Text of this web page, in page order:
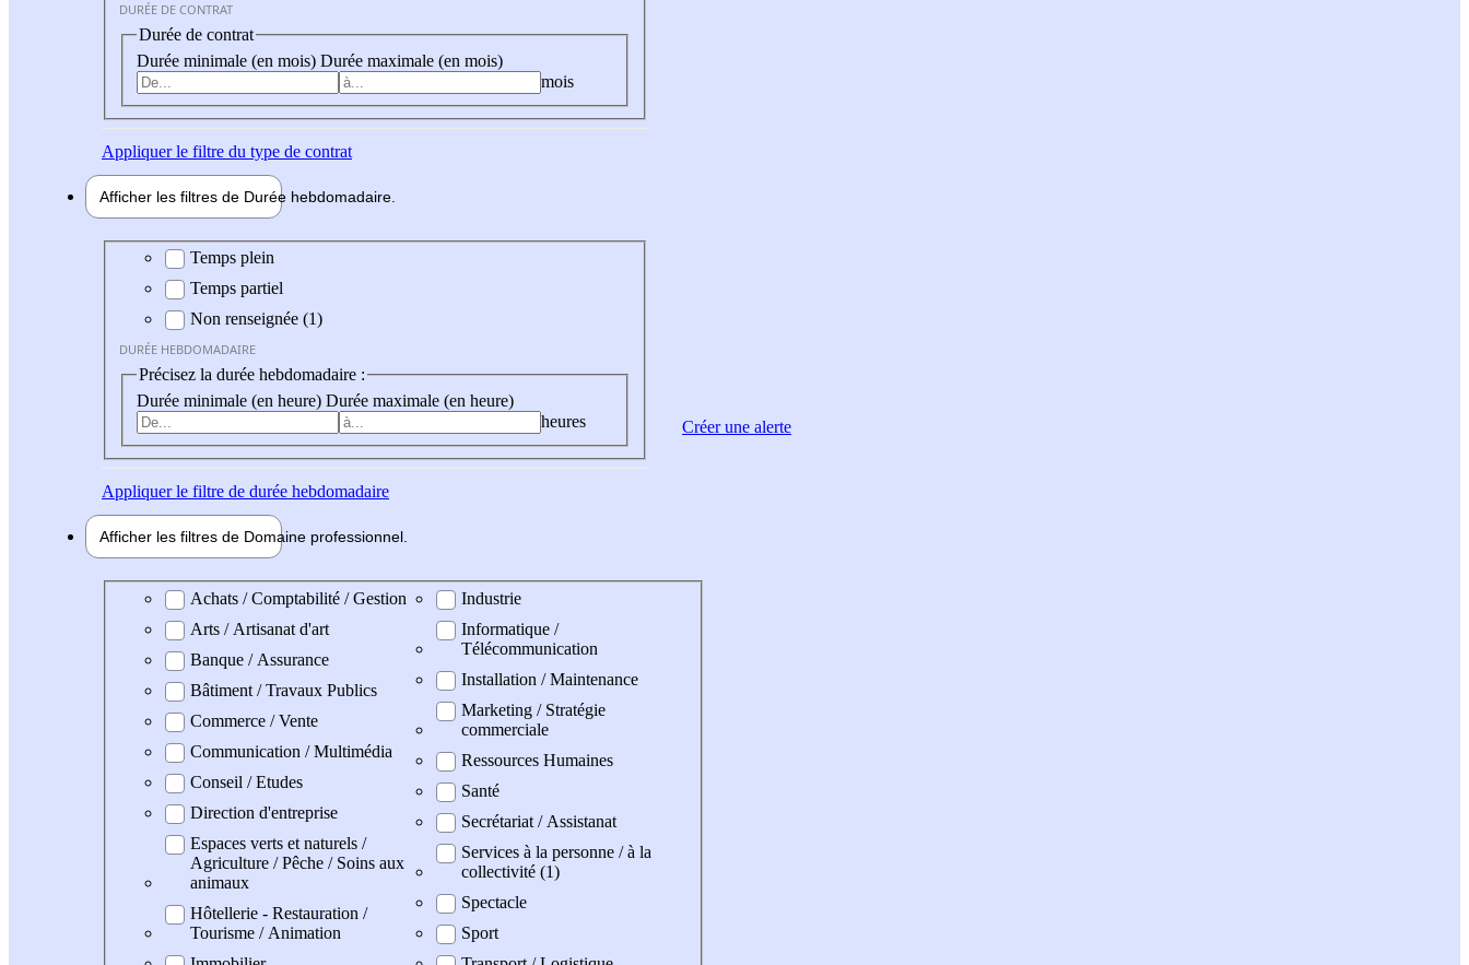
DURÉE DE CONTRAT
Durée de contrat
Durée minimale (en mois) Durée maximale (en mois)
mois
Appliquerle filtre du type de contrat
Afficher les filtres de Durée hebdomadaire
Durée hebdomadaire
Temps plein
Temps partiel
Non renseignée (1)
DURÉE HEBDOMADAIRE
Précisez la durée hebdomadaire :
Durée minimale (en heure) Durée maximale (en heure)
heures
Appliquerle filtre de durée hebdomadaire
Afficher les filtres de Domaine professionnel
Domaine professionel
Achats / Comptabilité / Gestion
Arts / Artisanat d'art
Banque / Assurance
Bâtiment / Travaux Publics
Commerce / Vente
Communication / Multimédia
Conseil / Etudes
Direction d'entreprise
Espaces verts et naturels /
Agriculture / Pêche / Soins aux
animaux
Hôtellerie - Restauration /
Tourisme / Animation
Industrie
Informatique /
Télécommunication
Installation / Maintenance
Marketing / Stratégie
commerciale
Ressources Humaines
Santé
Secrétariat / Assistanat
Services à la personne / à la
collectivité (1)
Spectacle
Sport
Créer une alerte